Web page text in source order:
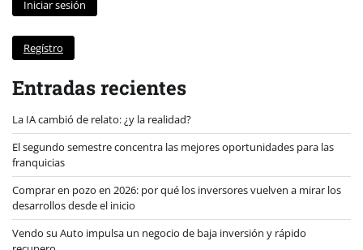
Regístro
Entradas recientes
La IA cambió de relato: ¿y la realidad?
El segundo semestre concentra las mejores oportunidades para las
franquicias
Comprar en pozo en 2026: por qué los inversores vuelven a mirar los
desarrollos desde el inicio
Vendo su Auto impulsa un negocio de baja inversión y rápido